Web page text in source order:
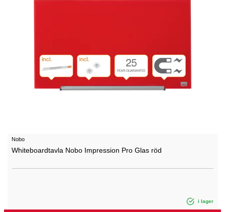
Nobo
Whiteboardtavla Nobo Impression Pro Glas röd
i lager